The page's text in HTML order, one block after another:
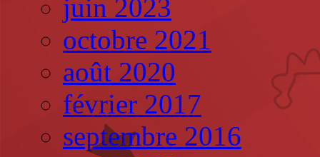
juin 2023
octobre 2021
août 2020
février 2017
septembre 2016